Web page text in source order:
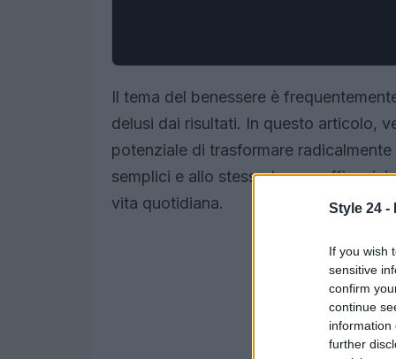
Style 24 -
If you wish
sensitive
confirm
continue
information
further
Il tema del benessere è
delusi dai risultati. In questo articolo,
potenziale di trasformare
semplici e allo stesso tempo efficaci,
vita quotidiana.